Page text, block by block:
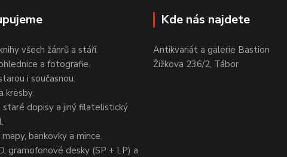
všech žánrů a stáří.
a fotografie.
i současnou.
kresby.
staré dopisy a jiný filatelistický
bankovky a mince.
gramofonové desky (SP + LP) a
Kde nás najdete
Antikvariát a galerie Bastion
Žižkova 236/2, Tábor